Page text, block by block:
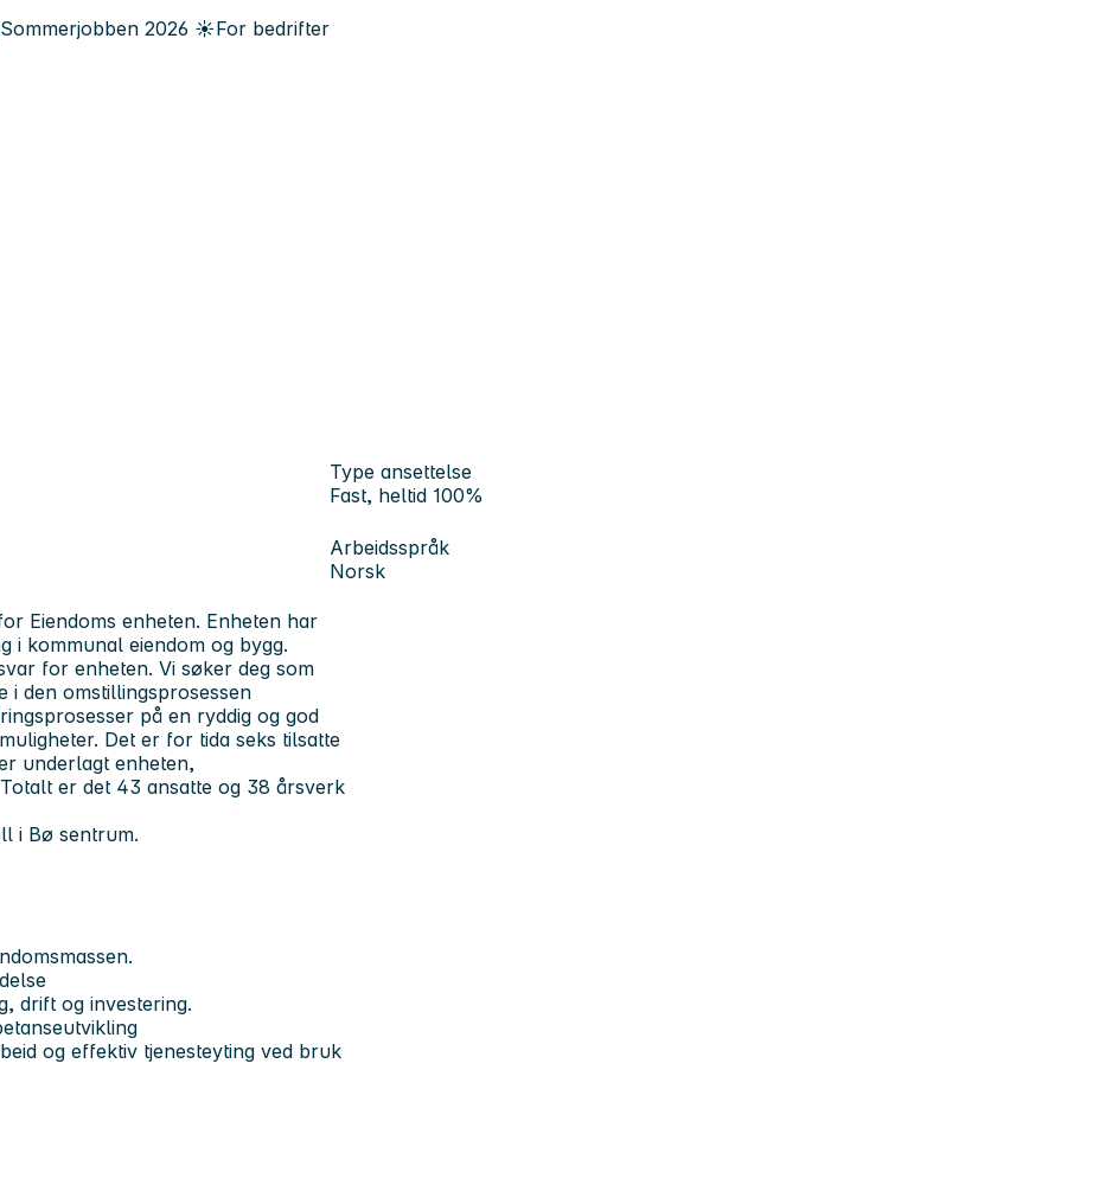
Sommerjobben 2026 ☀️For bedrifter
Type ansettelse
Fast, heltid 100%
Arbeidsspråk
Norsk
Eiendoms enheten. Enheten har
i kommunal eiendom og bygg.
for enheten. Vi søker deg som
i den omstillingsprosessen
på en ryddig og god
Det er for tida seks tilsatte
underlagt enheten,
er det 43 ansatte og 38 årsverk
i Bø sentrum.
drift og investering.
og effektiv tjenesteyting ved bruk